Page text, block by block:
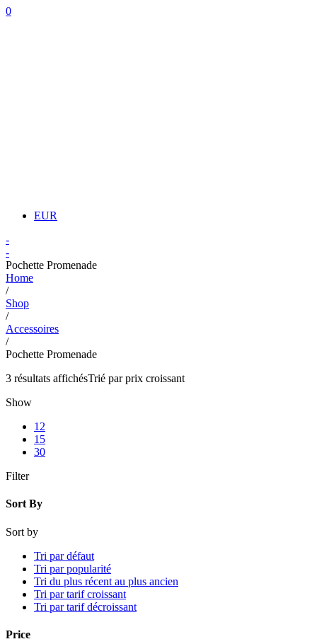
0
EUR
-
-
Pochette Promenade
Home
/
Shop
/
Accessoires
/
Pochette Promenade
3 résultats affichésTrié par prix croissant
Show
12
15
30
Filter
Sort By
Sort by
Tri par défaut
Tri par popularité
Tri du plus récent au plus ancien
Tri par tarif croissant
Tri par tarif décroissant
Price